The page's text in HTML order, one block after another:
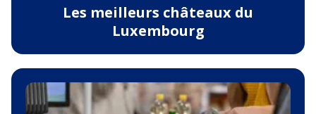
Les meilleurs châteaux du
Luxembourg